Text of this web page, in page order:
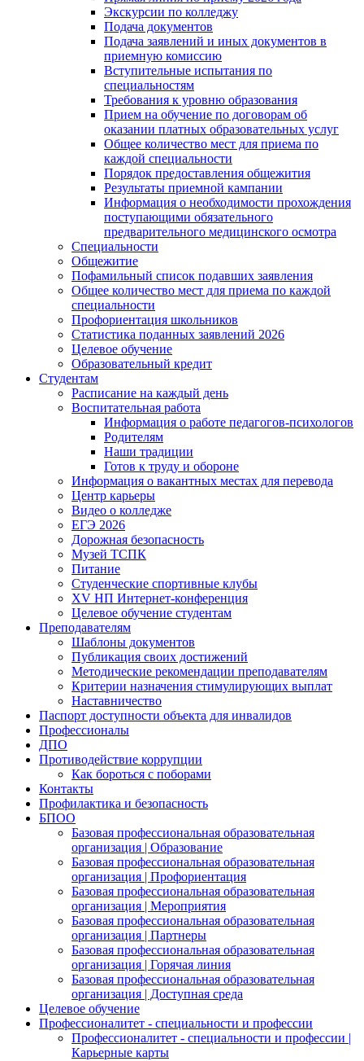
Экскурсии по колледжу
Подача документов
Подача заявлений и иных документов в
приемную комиссию
Вступительные испытания по
специальностям
Требования к уровню образования
Прием на обучение по договорам об
оказании платных образовательных услуг
Общее количество мест для приема по
каждой специальности
Порядок предоставления общежития
Результаты приемной кампании
Информация о необходимости прохождения
поступающими обязательного
предварительного медицинского осмотра
Специальности
Общежитие
Пофамильный список подавших заявления
Общее количество мест для приема по каждой
специальности
Профориентация школьников
Статистика поданных заявлений 2026
Целевое обучение
Образовательный кредит
Студентам
Расписание на каждый день
Воспитательная работа
Информация о работе педагогов-психологов
Родителям
Наши традиции
Готов к труду и обороне
Информация о вакантных местах для перевода
Центр карьеры
Видео о колледже
ЕГЭ 2026
Дорожная безопасность
Музей ТСПК
Питание
Студенческие спортивные клубы
XV НП Интернет-конференция
Целевое обучение студентам
Преподавателям
Шаблоны документов
Публикация своих достижений
Методические рекомендации преподавателям
Критерии назначения стимулирующих выплат
Наставничество
Паспорт доступности объекта для инвалидов
Профессионалы
ДПО
Противодействие коррупции
Как бороться с поборами
Контакты
Профилактика и безопасность
БПОО
Базовая профессиональная образовательная
организация | Образование
Базовая профессиональная образовательная
организация | Профориентация
Базовая профессиональная образовательная
организация | Мероприятия
Базовая профессиональная образовательная
организация | Партнеры
Базовая профессиональная образовательная
организация | Горячая линия
Базовая профессиональная образовательная
организация | Доступная среда
Целевое обучение
Профессионалитет - специальности и профессии
Профессионалитет - специальности и профессии |
Карьерные карты